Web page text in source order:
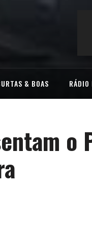
& BOAS RÁDIO
o